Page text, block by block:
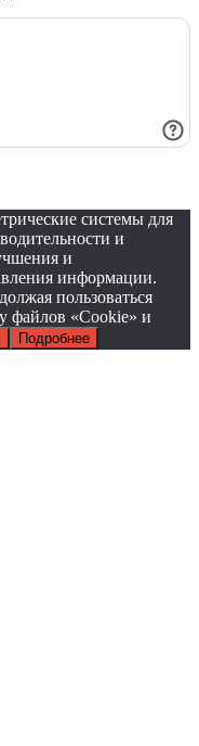
системы для
и
и
информации.
пользоваться
файлов «Cookie» и
Подробнее